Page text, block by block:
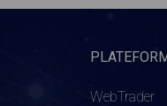
WebTrader